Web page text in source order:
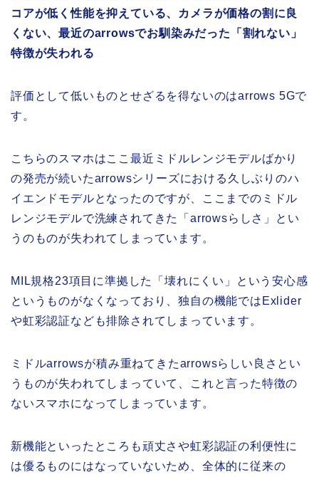
コアが低く性能を抑えている、カメラが価格の割に良
くない、最近のarrowsでお馴染みだった「割れない」
特徴が失われる
評価として低いものとせざるを得ないのはarrows 5Gで
す。
こちらのスマホはここ最近ミドルレンジモデルばかり
の発売が続いたarrowsシリーズにおける久しぶりのハ
イエンドモデルとなったのですが、ここまでのミドル
レンジモデルで洗練されてきた「arrowsらしさ」とい
うのものが失われてしまっています。
MIL規格23項目に準拠した「壊れにくい」という安心感
というものがなくなっており、独自の機能ではExlider
や虹彩認証なども排除されてしまっています。
ミドルarrowsが積み重ねてきたarrowsらしい良さとい
うものが失われてしまっていて、これと言った特徴の
ないスマホになってしまっています。
新機能といったところも頑丈さや虹彩認証の利便性に
は優るものにはなっていないため、全体的に従来の